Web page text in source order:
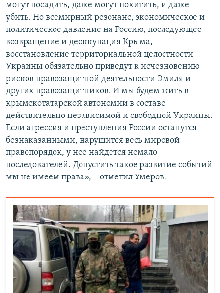
могут посадить, даже могут похитить, и даже
убить. Но всемирный резонанс, экономическое и
политическое давление на Россию, последующее
возвращение и деоккупация Крыма,
восстановление территориальной целостности
Украины обязательно приведут к исчезновению
рисков правозащитной деятельности Эмиля и
других правозащитников. И мы будем жить в
крымскотатарской автономии в составе
действительно независимой и свободной Украины.
Если агрессия и преступления России останутся
безнаказанными, нарушится весь мировой
правопорядок, у нее найдется немало
последователей. Допустить такое развитие событий
мы не имеем права», – отметил Умеров.